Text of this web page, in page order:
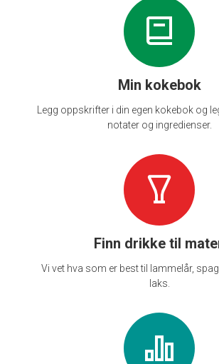
Min kokebok
Legg oppskrifter i din egen kokebok og
notater og ingredienser.
Finn drikke til
Vi vet hva som er best til lammelår,
laks.